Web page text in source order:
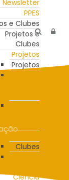
Newsletter
PPES
e Clubes
Projetos e
Clubes
Projetos
Projetos
da ESR
Clubes
Ciência